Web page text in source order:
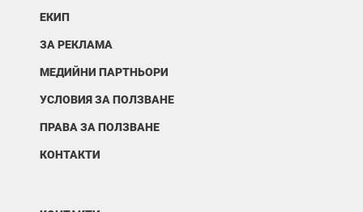
ЕКИП
ЗА РЕКЛАМА
МЕДИЙНИ ПАРТНЬОРИ
УСЛОВИЯ ЗА ПОЛЗВАНЕ
ПРАВА ЗА ПОЛЗВАНЕ
КОНТАКТИ